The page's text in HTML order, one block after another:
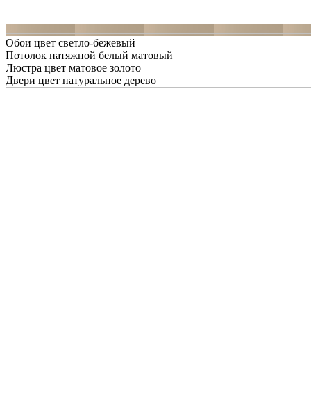
Обои цвет светло-бежевый
Потолок натяжной белый матовый
Люстра цвет матовое золото
Двери цвет натуральное дерево